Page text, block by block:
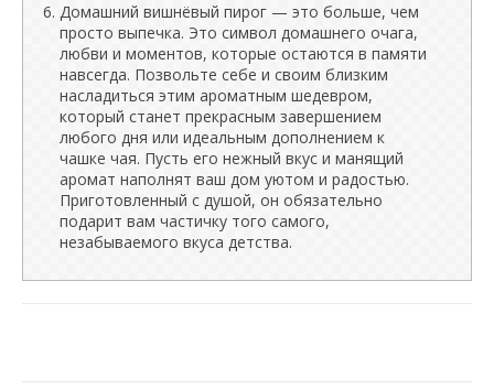
Домашний вишнёвый пирог — это больше, чем
просто выпечка. Это символ домашнего очага,
любви и моментов, которые остаются в памяти
навсегда. Позвольте себе и своим близким
насладиться этим ароматным шедевром,
который станет прекрасным завершением
любого дня или идеальным дополнением к
чашке чая. Пусть его нежный вкус и манящий
аромат наполнят ваш дом уютом и радостью.
Приготовленный с душой, он обязательно
подарит вам частичку того самого,
незабываемого вкуса детства.